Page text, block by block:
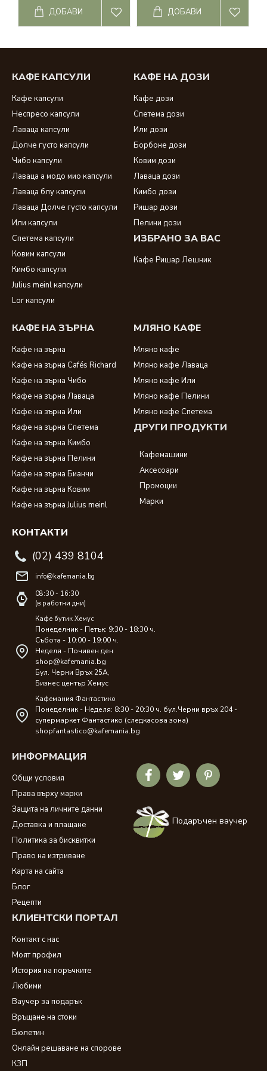
кафе ришар лешник;
Dolce gusto-dolce gusto капсули;
ДОБАВИ ДОБАВИ
КАФЕ КАПСУЛИ
Кафе капсули
Неспресо капсули
Лаваца капсули
Долче густо капсули
Чибо капсули
Лаваца а модо мио капсули
Лаваца блу капсули
Лаваца Долче густо капсули
Или капсули
Спетема капсули
Ковим капсули
Кимбо капсули
Julius meinl капсули
Lor капсули
КАФЕ НА ДОЗИ
Кафе дози
Спетема дози
Или дози
Борбоне дози
Ковим дози
Лаваца дози
Кимбо дози
Ришар дози
Пелини дози
ИЗБРАНО ЗА ВАС
Кафе Ришар Лешник
КАФЕ НА ЗЪРНА
Кафе на зърна
Kафе на зърна Cafés Richard
Кафе на зърна Чибо
Кафе на зърна Лаваца
Кафе на зърна Или
Кафе на зърна Спетема
Кафе на зърна Кимбо
Кафе на зърна Пелини
Кафе на зърна Бианчи
Кафе на зърна Ковим
Кафе на зърна Julius meinl
МЛЯНО КАФЕ
Мляно кафе
Мляно кафе Лаваца
Мляно кафе Или
Мляно кафе Пелини
Мляно кафе Спетема
ДРУГИ ПРОДУКТИ
Кафемашини
Аксесоари
Промоции
Марки
КОНТАКТИ
(02) 439 8104
info@kafemania.bg
08:30 - 16:30
(в работни дни)
Кафе бутик Хемус
Понеделник - Петък: 9:30 - 18:30 ч.
Събота - 10:00 - 19:00 ч.
Неделя - Почивен ден
shop@kafemania.bg
Бул. Черни Връх 25A,
Бизнес център Хемус
Кафемания Фантастико
Понеделник - Неделя: 8:30 - 20:30 ч. бул.Черни връх 204 -
супермаркет Фантастико (следкасова зона)
shopfantastico@kafemania.bg
ИНФОРМАЦИЯ
Общи условия
Права върху марки
Защита на личните данни
Доставка и плащане
Политика за бисквитки
Право на изтриване
Карта на сайта
Блог
Рецепти
КЛИЕНТСКИ ПОРТАЛ
Контакт с нас
Моят профил
История на поръчките
Любими
Ваучер за подарък
Връщане на стоки
Бюлетин
Онлайн решаване на спорове
КЗП
Подаръчен ваучер